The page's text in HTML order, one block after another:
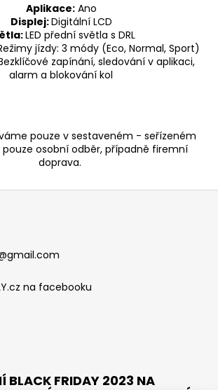
Aplikace:Ano
Displej:Digitální LCD
LED přední světla s DRL
jízdy: 3 módy (Eco, Normal, Sport)
zapínání, sledování v aplikaci,
alarm a blokování kol
pouze v sestaveném - seřízeném
osobní odběr, případně firemní
doprava.
gmail.com
na facebooku
BLACK FRIDAY 2023 NA